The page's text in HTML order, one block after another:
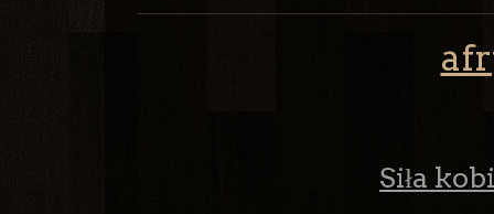
Siła